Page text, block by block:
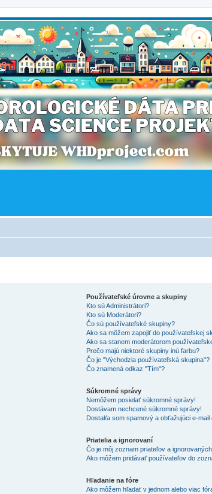
Používateľské úrovne a skupiny
Kto sú Administrátori?
Kto sú Moderátori?
Čo sú používateľské skupiny?
Ako sa môžem zapojiť do používateľskej
Ako sa stanem moderátorom
Prečo majú niektoré skupiny inú farbu?
Čo je "Východzia používateľská skupina"?
Čo znamená odkaz "Tím"?
Súkromné správy
Nemôžem posielať súkromné správy!
Dostávam nechcené súkromné správy!
Dostal/a som spamový a obťažujúci e-mail
Priatelia a ignorovaní
Čo je môj zoznam priateľov a
Ako môžem pridávať používateľov do
Hľadanie na fóre
Ako môžem hľadať v jednom alebo viac